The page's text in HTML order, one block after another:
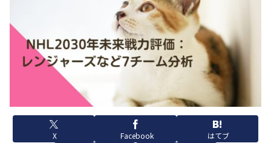
X Facebook はてブ